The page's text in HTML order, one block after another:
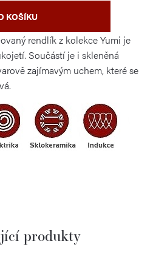
KOŠÍKU
rendlík z kolekce Yumi je
Součástí je i skleněná
zajímavým uchem, které se
produkty